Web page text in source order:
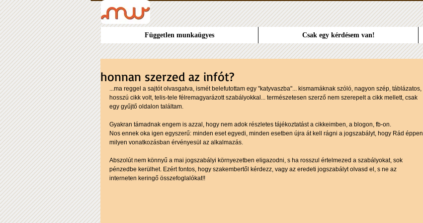
Független munkaügyes Csak egy kérdésem van!
honnan szerzed az infót?
...ma reggel a sajtót olvasgatva, ismét belefutottam egy "katyvaszba"... kismamáknak szóló, nagyon szép, táblázatos,
hosszú cikk volt, telis-tele félremagyarázott szabályokkal... természetesen szerző nem szerepelt a cikk mellett, csak
egy gyűjtő oldalon találtam.
Gyakran támadnak engem is azzal, hogy nem adok részletes tájékoztatást a cikkeimben, a blogon, fb-on.
Nos ennek oka igen egyszerű: minden eset egyedi, minden esetben újra át kell rágni a jogszabályt, hogy Rád éppen
milyen vonatkozásban érvényesül az alkalmazás.
Abszolút nem könnyű a mai jogszabályi környezetben eligazodni, s ha rosszul értelmezed a szabályokat, sok
pénzedbe kerülhet. Ezért fontos, hogy szakembertől kérdezz, vagy az eredeti jogszabályt olvasd el, s ne az
interneten keringő összefoglalókat!!